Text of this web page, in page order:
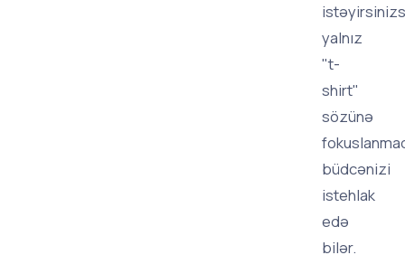
yalnız
"t-
shirt"
sözünə
büdcənizi
istehlak
edə
bilər.